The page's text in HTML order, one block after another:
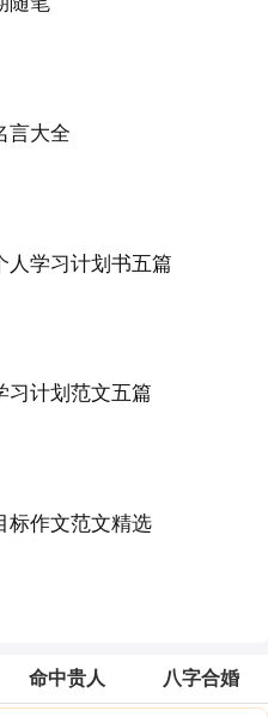
言大全
人学习计划书五篇
习计划范文五篇
标作文范文精选
命中贵人 八字合婚